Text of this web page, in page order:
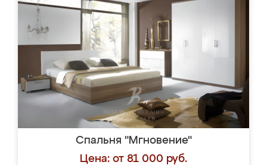
Спальня "Мгновение"
Цена: от 81 000 руб.